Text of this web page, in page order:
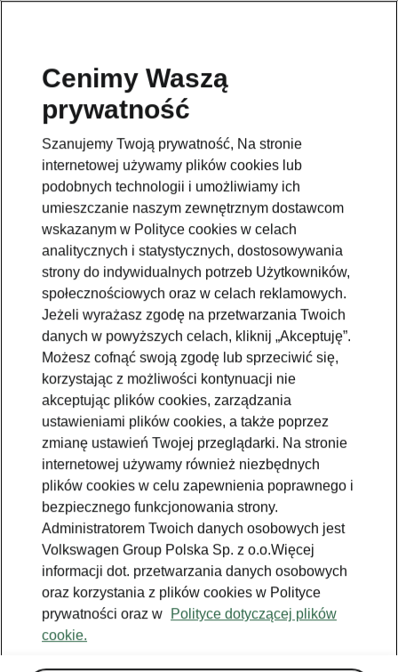
Cenimy Waszą
prywatność
Szanujemy Twoją prywatność, Na stronie
internetowej używamy plików cookies lub
podobnych technologii i umożliwiamy ich
umieszczanie naszym zewnętrznym dostawcom
wskazanym w Polityce cookies w celach
analitycznych i statystycznych, dostosowywania
strony do indywidualnych potrzeb Użytkowników,
społecznościowych oraz w celach reklamowych.
Jeżeli wyrażasz zgodę na przetwarzania Twoich
danych w powyższych celach, kliknij „Akceptuję”.
Możesz cofnąć swoją zgodę lub sprzeciwić się,
korzystając z możliwości kontynuacji nie
akceptując plików cookies, zarządzania
ustawieniami plików cookies, a także poprzez
zmianę ustawień Twojej przeglądarki. Na stronie
internetowej używamy również niezbędnych
plików cookies w celu zapewnienia poprawnego i
bezpiecznego funkcjonowania strony.
Administratorem Twoich danych osobowych jest
Volkswagen Group Polska Sp. z o.o.Więcej
informacji dot. przetwarzania danych osobowych
oraz korzystania z plików cookies w Polityce
prywatności oraz w Polityce dotyczącej plików
cookie.